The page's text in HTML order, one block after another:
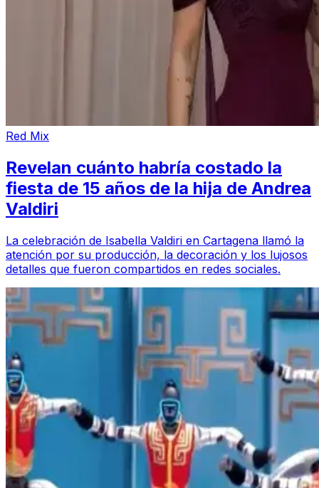
Red Mix
Revelan cuánto habría costado la
fiesta de 15 años de la hija de Andrea
Valdiri
La celebración de Isabella Valdiri en Cartagena llamó la
atención por su producción, la decoración y los lujosos
detalles que fueron compartidos en redes sociales.